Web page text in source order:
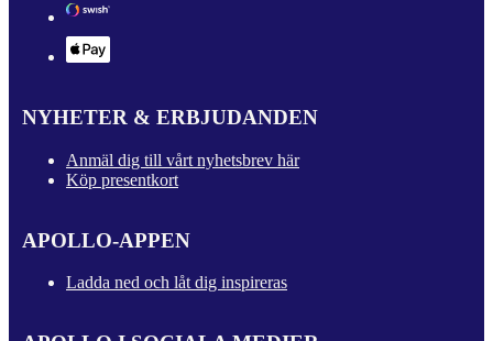
NYHETER & ERBJUDANDEN
Anmäl dig till vårt nyhetsbrev här
Köp presentkort
APOLLO-APPEN
Ladda ned och låt dig inspireras